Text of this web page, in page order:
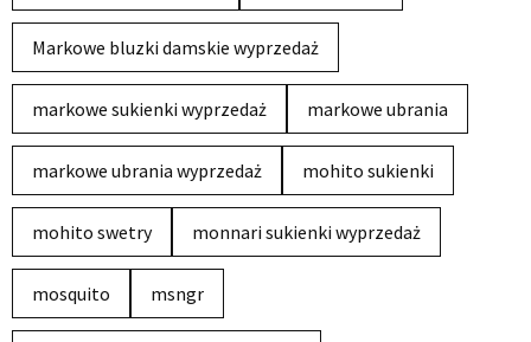
Markowe bluzki damskie wyprzedaż
markowe sukienki wyprzedaż markowe ubrania
markowe ubrania wyprzedaż mohito sukienki
mohito swetry monnari sukienki wyprzedaż
mosquito msngr